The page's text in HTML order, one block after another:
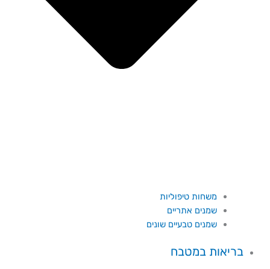
משחות טיפוליות
שמנים אתריים
שמנים טבעיים שונים
בריאות במטבח